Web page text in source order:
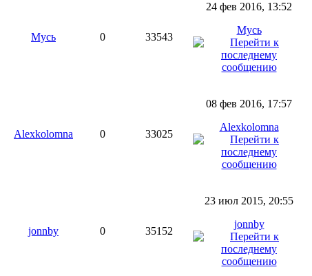
Мусь 0 33543
24 фев 2016, 13:52
Мусь
Alexkolomna 0 33025
08 фев 2016, 17:57
Alexkolomna
jonnby 0 35152
23 июл 2015, 20:55
jonnby